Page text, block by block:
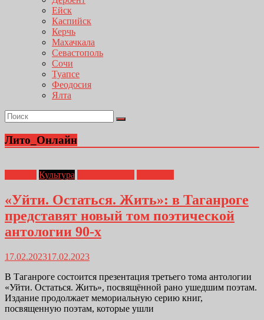
Ейск
Каспийск
Керчь
Махачкала
Севастополь
Сочи
Туапсе
Феодосия
Ялта
Лито_Онлайн
Культура
«Уйти. Остаться. Жить»: в Таганроге
представят новый том поэтической
антологии 90-х
17.02.202317.02.2023
В Таганроге состоится презентация третьего тома антологии
«Уйти. Остаться. Жить», посвящённой рано ушедшим поэтам.
Издание продолжает мемориальную серию книг,
посвященную поэтам, которые ушли